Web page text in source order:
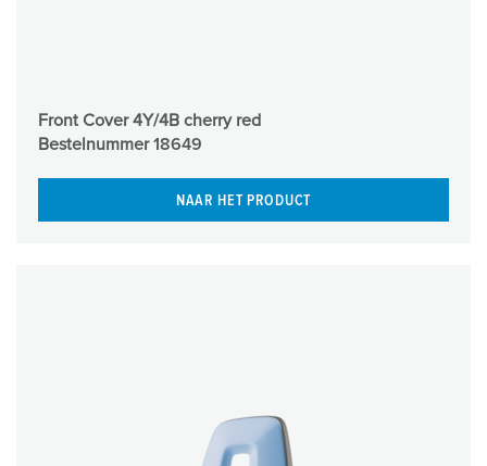
Front Cover 4Y/4B cherry red
Bestelnummer18649
NAAR HET PRODUCT